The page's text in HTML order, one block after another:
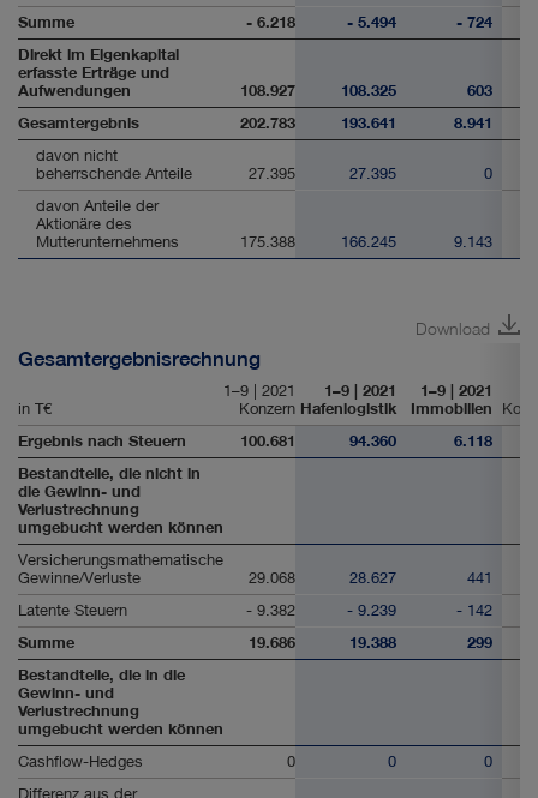
Summe - 6.218 - 5.494
- 724
Direkt im Eigenkapital
erfasste Erträge und
Aufwendungen
108.927 108.325
603
Gesamtergebnis
202.783 193.641 8.941
davon nicht
beherrschende Anteile
27.395 27.395
0
davon Anteile der
Aktionäre des
Mutterunternehmens
175.388 166.245 9.143
Download
Gesamtergebnisrechnung
in T€
1–9 | 2021
Konzern
1–9 | 2021
Hafenlogistik
1–9 | 2021
Immobilien
Ergebnis nach Steuern 100.681 94.360
6.118
Bestandteile, die nicht in
die Gewinn- und
Verlustrechnung
umgebucht werden können
Versicherungsmathematische
Gewinne/Verluste
29.068 28.627
441
Latente Steuern
- 9.382 - 9.239 - 142
Summe 19.686 19.388
299
Bestandteile, die in die
Gewinn- und
Verlustrechnung
umgebucht werden können
Cashflow-Hedges 0 0
0
Differenz aus der